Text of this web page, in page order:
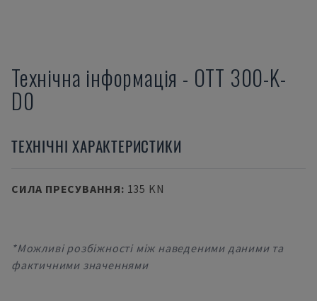
Технічна інформація - OTT 300-K-
D0
ТЕХНІЧНІ ХАРАКТЕРИСТИКИ
СИЛА ПРЕСУВАННЯ: 135 KN
*Можливі розбіжності між наведеними даними та
фактичними значеннями